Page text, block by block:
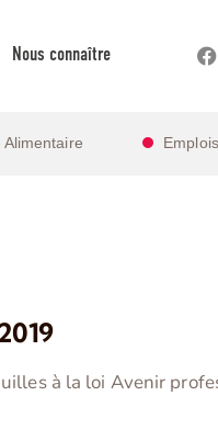
Nous connaître
à la loi Avenir